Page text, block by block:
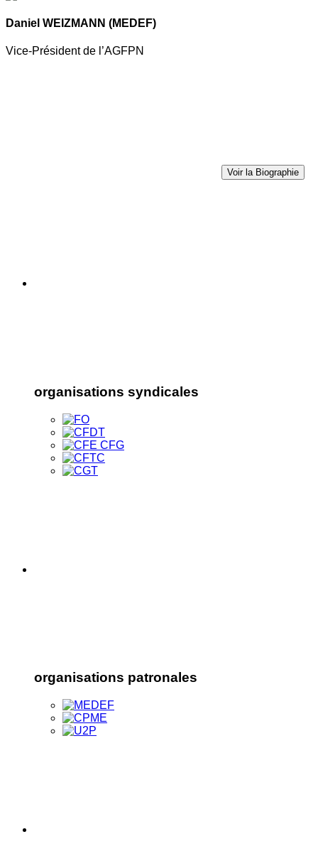
Daniel WEIZMANN (MEDEF)
Vice-Président de l’AGFPN
Voir la Biographie
organisations syndicales
organisations patronales